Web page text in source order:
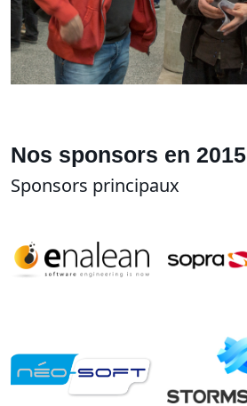
Nos sponsors en 2015
Sponsors principaux